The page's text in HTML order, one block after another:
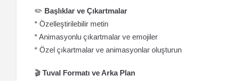
✏️ Başlıklar ve Çıkartmalar
* Özelleştirilebilir metin
* Animasyonlu çıkartmalar ve emojiler
* Özel çıkartmalar ve animasyonlar oluşturun
🎬 Tuval Formatı ve Arka Plan